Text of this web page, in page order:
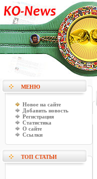
МЕНЮ
Новое на сайте
Добавить новость
Регистрация
Статистика
О сайте
Ссылки
ТОП СТАТЬИ